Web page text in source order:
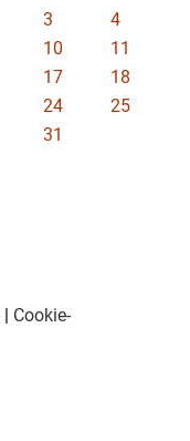
3
4
10
11
17
18
24
25
31
Cookie-